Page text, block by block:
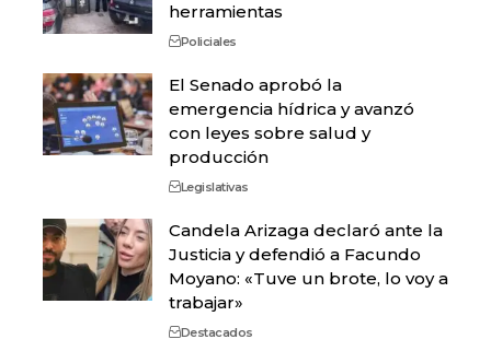
herramientas
Policiales
El Senado aprobó la
emergencia hídrica y avanzó
con leyes sobre salud y
producción
Legislativas
Candela Arizaga declaró ante la
Justicia y defendió a Facundo
Moyano: «Tuve un brote, lo voy a
trabajar»
Destacados